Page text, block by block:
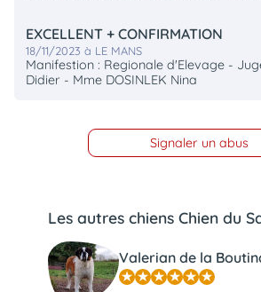
EXCELLENT + CONFIRMATION
18/11/2023 à LE MANS
Manifestion : Regionale d'Elevage -
Didier - Mme DOSINLEK Nina
Signaler un abus
Les autres chiens Chien du
Valerian de la